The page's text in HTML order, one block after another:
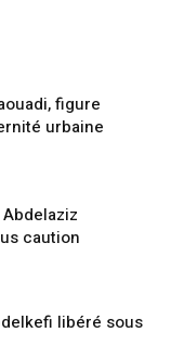
figure
urbaine
Abdelaziz
caution
libéré sous